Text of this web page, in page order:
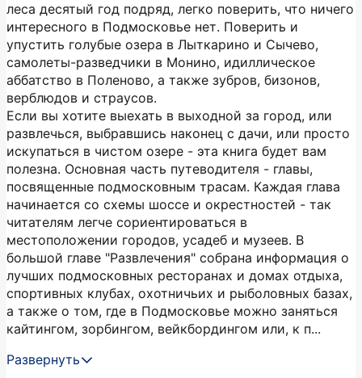
леса десятый год подряд, легко поверить, что ничего
интересного в Подмосковье нет. Поверить и
упустить голубые озера в Лыткарино и Сычево,
самолеты-разведчики в Монино, идиллическое
аббатство в Поленово, а также зубров, бизонов,
верблюдов и страусов.
Если вы хотите выехать в выходной за город, или
развлечься, выбравшись наконец с дачи, или просто
искупаться в чистом озере - эта книга будет вам
полезна. Основная часть путеводителя - главы,
посвященные подмосковным трасам. Каждая глава
начинается со схемы шоссе и окрестностей - так
читателям легче сориентироваться в
местоположении городов, усадеб и музеев. В
большой главе "Развлечения" собрана информация о
лучших подмосковных ресторанах и домах отдыха,
спортивных клубах, охотничьих и рыболовных базах,
а также о том, где в Подмосковье можно заняться
кайтингом, зорбингом, вейкбордингом или, к п...
Развернуть